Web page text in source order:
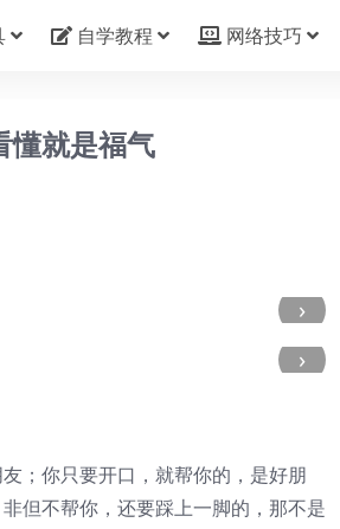
自学教程 网络技巧
懂就是福气
›
›
；你只要开口，就帮你的，是好朋
但不帮你，还要踩上一脚的，那不是